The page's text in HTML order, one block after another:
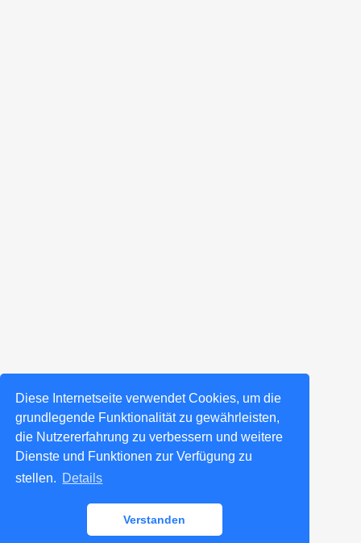
Diese Internetseite verwendet Cookies, um die
grundlegende Funktionalität zu gewährleisten,
die Nutzererfahrung zu verbessern und weitere
Dienste und Funktionen zur Verfügung zu
stellen. Details
Verstanden